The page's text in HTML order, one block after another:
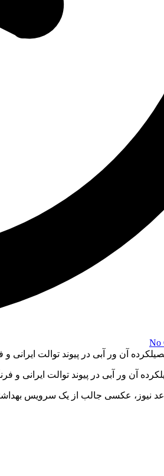
No
آن ور آبی در پیوند توالت ایرانی
نیوز، عکسی جالب از یک سرویس